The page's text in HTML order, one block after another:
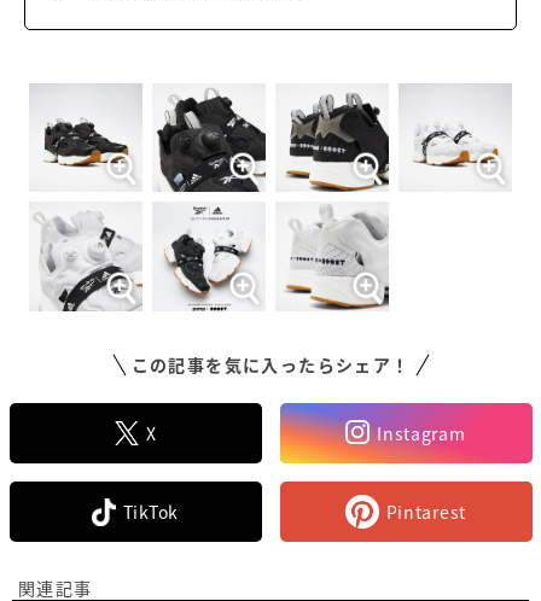
この記事を気に入ったらシェア！
X Instagram
TikTok Pintarest
関連記事